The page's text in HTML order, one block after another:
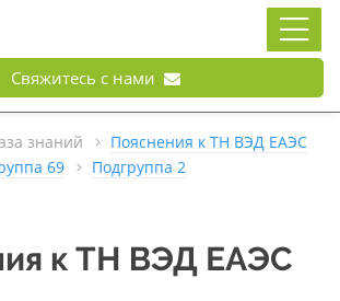
Свяжитесь с нами
знаний
Пояснения к ТН ВЭД ЕАЭС
69 Подгруппа 2
к ТН ВЭД ЕАЭС